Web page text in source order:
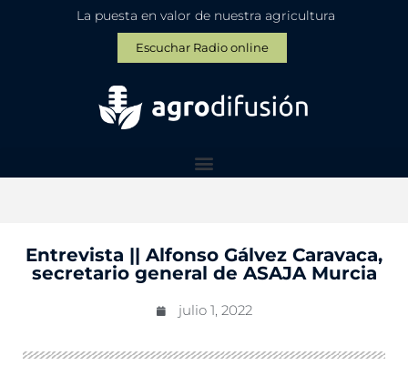
La puesta en valor de nuestra agricultura
Escuchar Radio online
Entrevista || Alfonso Gálvez Caravaca,
secretario general de ASAJA Murcia
julio 1, 2022